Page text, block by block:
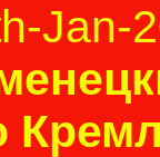
Jan-